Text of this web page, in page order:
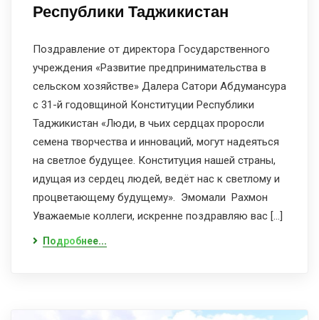
Республики Таджикистан
Поздравление от директора Государственного
учреждения «Развитие предпринимательства в
сельском хозяйстве» Далера Сатори Абдумансура
с 31-й годовщиной Конституции Республики
Таджикистан «Люди, в чьих сердцах проросли
семена творчества и инноваций, могут надеяться
на светлое будущее. Конституция нашей страны,
идущая из сердец людей, ведёт нас к светлому и
процветающему будущему». Эмомали Рахмон
Уважаемые коллеги, искренне поздравляю вас […]
Подробнее...